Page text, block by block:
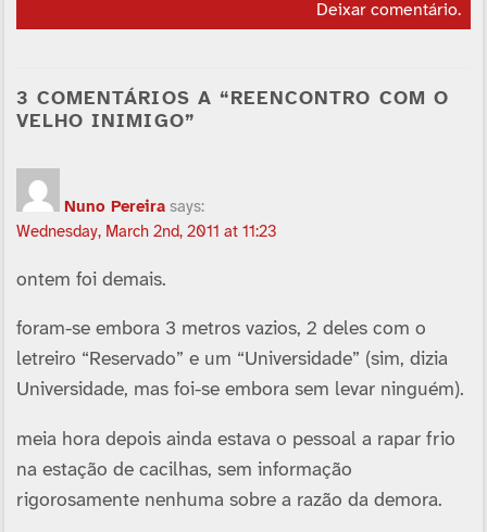
Deixar comentário.
3 COMENTÁRIOS A “REENCONTRO COM O
VELHO INIMIGO”
Nuno Pereira says:
Wednesday, March 2nd, 2011 at 11:23
ontem foi demais.
foram-se embora 3 metros vazios, 2 deles com o
letreiro “Reservado” e um “Universidade” (sim, dizia
Universidade, mas foi-se embora sem levar ninguém).
meia hora depois ainda estava o pessoal a rapar frio
na estação de cacilhas, sem informação
rigorosamente nenhuma sobre a razão da demora.